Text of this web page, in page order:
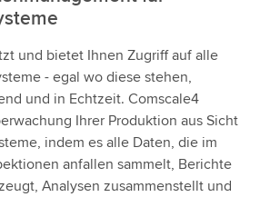
und bietet Ihnen Zugriff auf alle
- egal wo diese stehen,
und in Echtzeit. Comscale4
Ihrer Produktion aus Sicht
indem es alle Daten, die im
anfallen sammelt, Berichte
Analysen zusammenstellt und